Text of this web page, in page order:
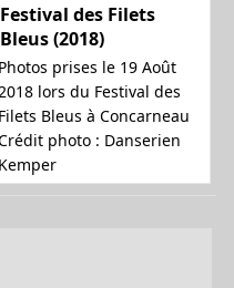
Festival des Filets
Bleus (2018)
Photos prises le 19 Août
2018 lors du Festival des
Filets Bleus à Concarneau
photo : Danserien
Kemper